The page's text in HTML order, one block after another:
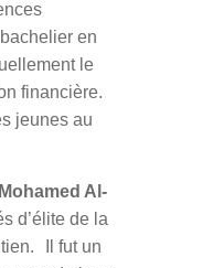
en
le
financière.
jeunes au
Mohamed Al-
d’élite de la
Il fut un